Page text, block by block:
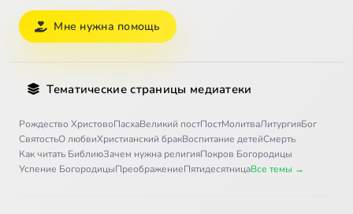
Мне нужна помощь
Тематические страницы медиатеки
Рождество ХристовоПасхаВеликий постПостМолитваЛитургияБог
СвятостьО любвиХристианский бракВоспитание детейСмерть
Как читать БиблиюЗачем нужна религияПокров Богородицы
Успение БогородицыПреображениеПятидесятницаВсе темы →